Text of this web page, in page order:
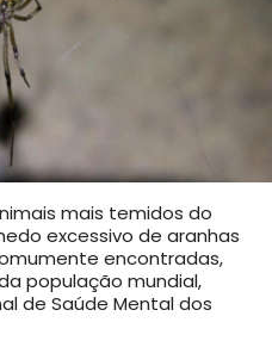
mais temidos do
excessivo de aranhas
encontradas,
população mundial,
de Saúde Mental dos